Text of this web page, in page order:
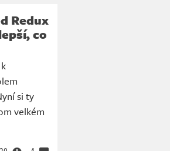
Redux
co
si ty
velkém